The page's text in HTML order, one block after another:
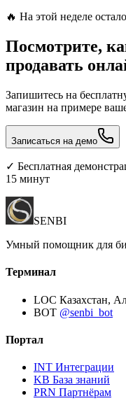
🔥 На этой неделе
Посмотрите,
продавать
Запишитесь на
магазин на примере
Записаться на демо
✓ Бесплатная
15 минут
SENBI
Умный помощник для
Терминал
LOC Казахстан,
BOT @senbi_bot
Портал
INT Интеграции
KB База знаний
PRN Партнёрам